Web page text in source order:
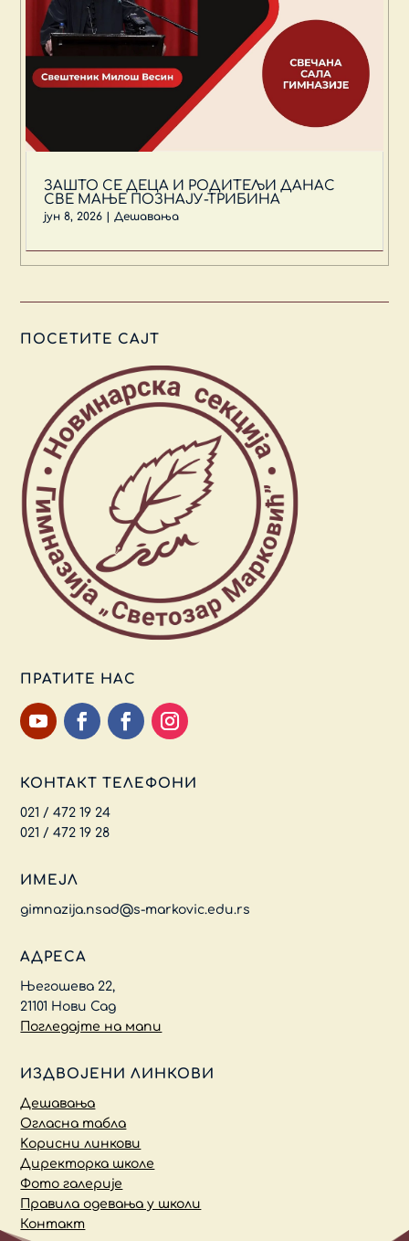
ЗАШТО СЕ ДЕЦА И РОДИТЕЉИ ДАНАС
СВЕ МАЊЕ ПОЗНАЈУ-ТРИБИНА
јун 8, 2026 | Дешавања
ПОСЕТИТЕ САЈТ
ПРАТИТЕ НАС
КОНТАКТ ТЕЛЕФОНИ
021 / 472 19 24
021 / 472 19 28
ИМЕЈЛ
gimnazija.nsad@s-markovic.edu.rs
АДРЕСА
Његошева 22,
21101 Нови Сад
Погледајте на мапи
ИЗДВОЈЕНИ ЛИНКОВИ
Дешавања
Огласна табла
Kорисни линкови
Директорка школе
Фото галерије
Правила одевања у школи
Контакт